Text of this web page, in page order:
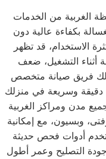
الغربية من الخدمات
بكفاءة عالية دون
الاستخدام، قد تظهر
أثناء التشغيل، ضعف
لك فريق صيانة متخصص
وسريعة في منزلك
مدن ومراكز الغربية
وبسيون، مع إمكانية
أدوات فحص حديثة
التصليح وعمر أطول